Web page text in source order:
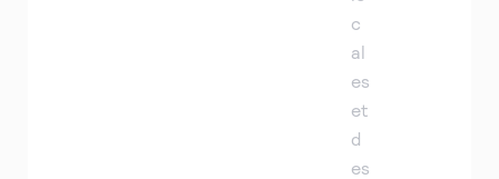
c
al
es
et
d
es